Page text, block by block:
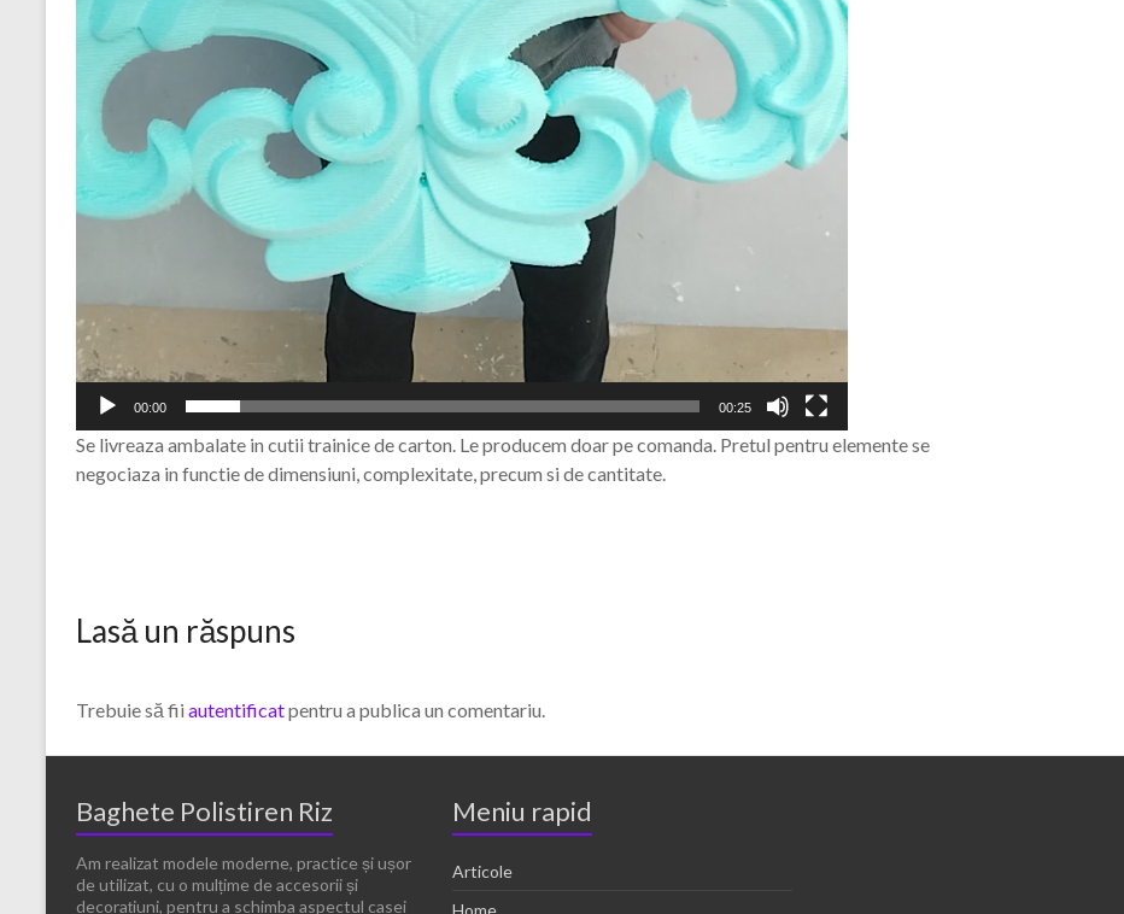
00:00 00:25
Se livreaza ambalate in cutii trainice de carton. Le producem doar pe comanda. Pretul pentru elemente se
negociaza in functie de dimensiuni, complexitate, precum si de cantitate.
Lasă un răspuns
Trebuie să fii autentificatpentru a publica un comentariu.
Baghete Polistiren Riz
Am realizat modele moderne, practice și ușor
de utilizat, cu o mulțime de accesorii și
decorațiuni, pentru a schimba aspectul casei
Meniu rapid
Articole
Home